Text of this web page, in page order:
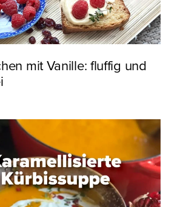
mit Vanille: fluffig und